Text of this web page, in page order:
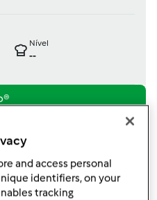
Nível
--
27.05.2016
coleções
and access personal
identifiers, on your
tracking